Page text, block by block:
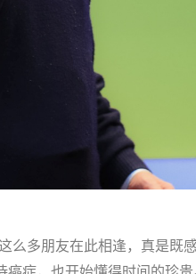
么多朋友在此相逢，真是既